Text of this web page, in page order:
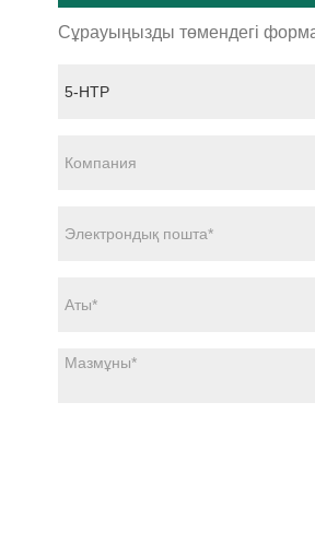
Сұрауыңызды төмендегі